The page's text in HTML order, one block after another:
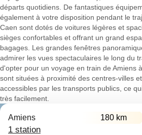
départs quotidiens. De fantastiques
également à votre disposition pendant le
Caen sont dotés de voitures légères et
sièges confortables et offrant un grand
bagages. Les grandes fenêtres
admirer les vues spectaculaires le long du
d'opter pour un voyage en train de Amiens
sont situées à proximité des centres-villes
accessibles par les transports publics, ce
très facilement.
Amiens 180 km
1 station